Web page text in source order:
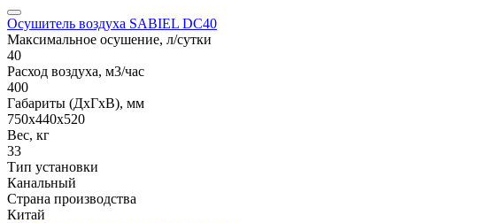
Осушитель воздуха SABIEL DC40
Максимальное осушение, л/сутки
40
Расход воздуха, м3/час
400
Габариты (ДxГxВ), мм
750х440х520
Вес, кг
33
Тип установки
Канальный
Страна производства
Китай